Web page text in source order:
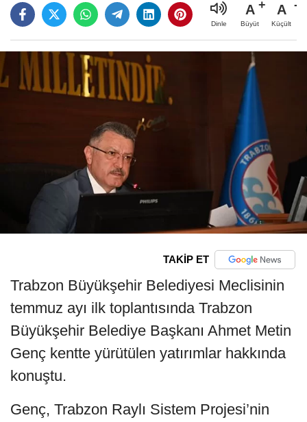
Dinle
A
Büyüt
A
Küçült
TAKİP ET
Trabzon Büyükşehir Belediyesi Meclisinin
temmuz ayı ilk toplantısında Trabzon
Büyükşehir Belediye Başkanı Ahmet Metin
Genç kentte yürütülen yatırımlar hakkında
konuştu.
Genç, Trabzon Raylı Sistem Projesi’nin